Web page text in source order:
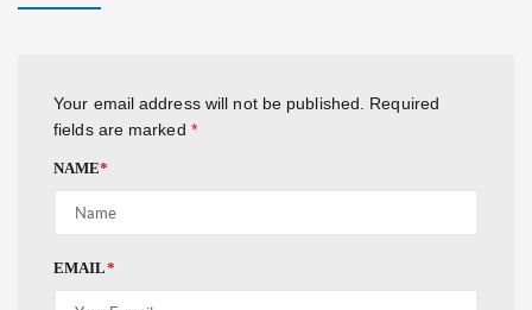
Your email address will not be published.
Required
fields are marked *
NAME*
EMAIL*